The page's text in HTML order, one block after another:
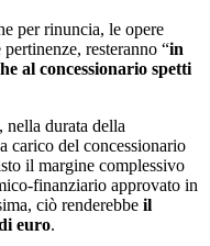
per rinuncia, le opere
resteranno “in
al concessionario spetti
durata della
carico del concessionario
il margine complessivo
finanziario approvato in
ciò renderebbe il
euro.